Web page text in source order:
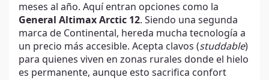
meses al año. Aquí entran opciones como la
General Altimax Arctic 12. Siendo una segunda
marca de Continental, hereda mucha tecnología a
un precio más accesible. Acepta clavos (studdable)
para quienes viven en zonas rurales donde el hielo
es permanente, aunque esto sacrifica confort